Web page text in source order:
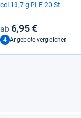
cel 13,7 g PLE 20 St
6,95 €
4 Angebote vergleichen